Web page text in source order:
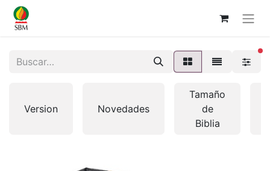
Version Novedades
Tamaño
de
Biblia